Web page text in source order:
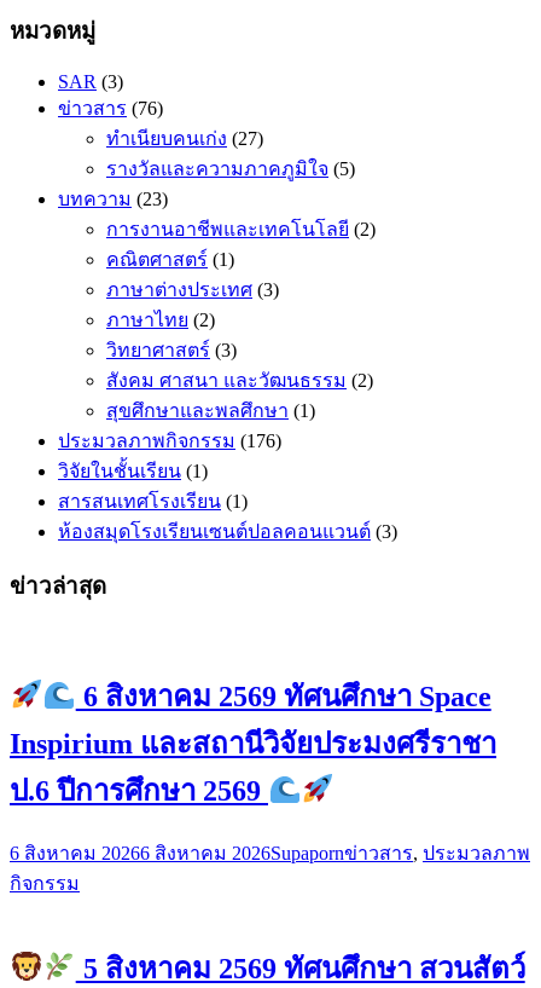
หมวดหมู่
SAR (3)
ข่าวสาร (76)
ทำเนียบคนเก่ง (27)
รางวัลและความภาคภูมิใจ (5)
บทความ (23)
การงานอาชีพและเทคโนโลยี (2)
คณิตศาสตร​์ (1)
ภาษาต่างประเทศ (3)
ภาษาไทย (2)
วิทยาศาสตร์ (3)
สังคม ศาสนา และวัฒนธรรม (2)
สุขศึกษาและพลศึกษา (1)
ประมวลภาพกิจกรรม (176)
วิจัยในชั้นเรียน (1)
สารสนเทศโรงเรียน (1)
ห้องสมุดโรงเรียนเซนต์ปอลคอนแวนต์ (3)
ข่าวล่าสุด
6 สิงหาคม 2569 ทัศนศึกษา Space
Inspirium และสถานีวิจัยประมงศรีราชา
ป.6 ปีการศึกษา 2569
6 สิงหาคม 20266 สิงหาคม 2026Supapornข่าวสาร, ประมวลภาพ
กิจกรรม
5 สิงหาคม 2569 ทัศนศึกษา สวนสัตว์